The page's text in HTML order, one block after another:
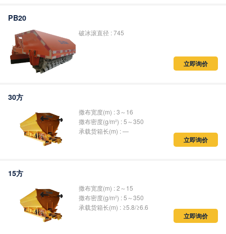
PB20
破冰滚直径 : 745
立即询价
30方
撒布宽度(m) : 3～16
撒布密度(g/m²) : 5～350
承载货箱长(m) : —
立即询价
15方
撒布宽度(m) : 2～15
撒布密度(g/m²) : 5～350
承载货箱长(m) : ≥5.8/≥6.6
立即询价